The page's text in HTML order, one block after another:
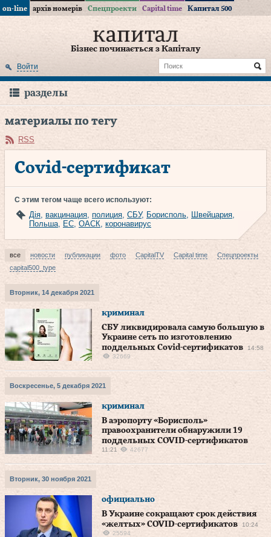
on-line архів номерів Спецпроекти Capital time Капитал 500
Бізнес починається з Капіталу
Войти
разделы
материалы по тегу
RSS
Covid-сертификат
С этим тегом чаще всего используют:
Дія, вакцинация, полиция, СБУ, Борисполь, Швейцария,
Польша, ЕС, ОАСК, коронавирус
все новости публикации фото CapitalTV Capital time
Спецпроекты
capital500_type
Вторник, 14 декабря 2021
криминал
СБУ ликвидировала самую большую в
Украине сеть по изготовлению
поддельных Covid-сертификатов
14:58
32669
Воскресенье, 5 декабря 2021
криминал
В аэропорту «Борисполь»
правоохранители обнаружили 19
поддельных COVID-сертификатов
11:21 42677
Вторник, 30 ноября 2021
официально
В Украине сокращают срок действия
«желтых» COVID-сертификатов
10:24
25594